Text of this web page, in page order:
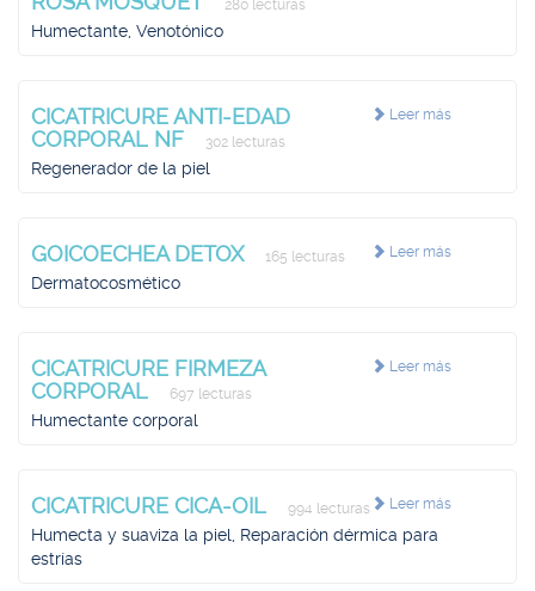
280 lecturas
Humectante, Venotónico
Leer más
CICATRICURE ANTI-EDAD
CORPORAL NF
302 lecturas
Regenerador de la piel
Leer más
GOICOECHEA DETOX 165 lecturas
Dermatocosmético
Leer más
CICATRICURE FIRMEZA
CORPORAL
697 lecturas
Humectante corporal
Leer más
CICATRICURE CICA-OIL 994 lecturas
Humecta y suaviza la piel, Reparación dérmica para
estrías